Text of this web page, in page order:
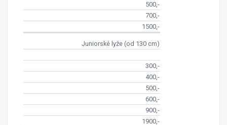
500,-
700,-
1500,-
Juniorské lyže (od 130 cm)
300,-
400,-
500,-
600,-
900,-
1900,-